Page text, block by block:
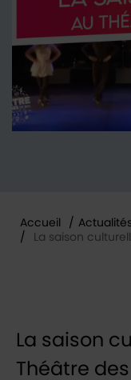
Accueil /
/
La saison
La saison
Théâtre